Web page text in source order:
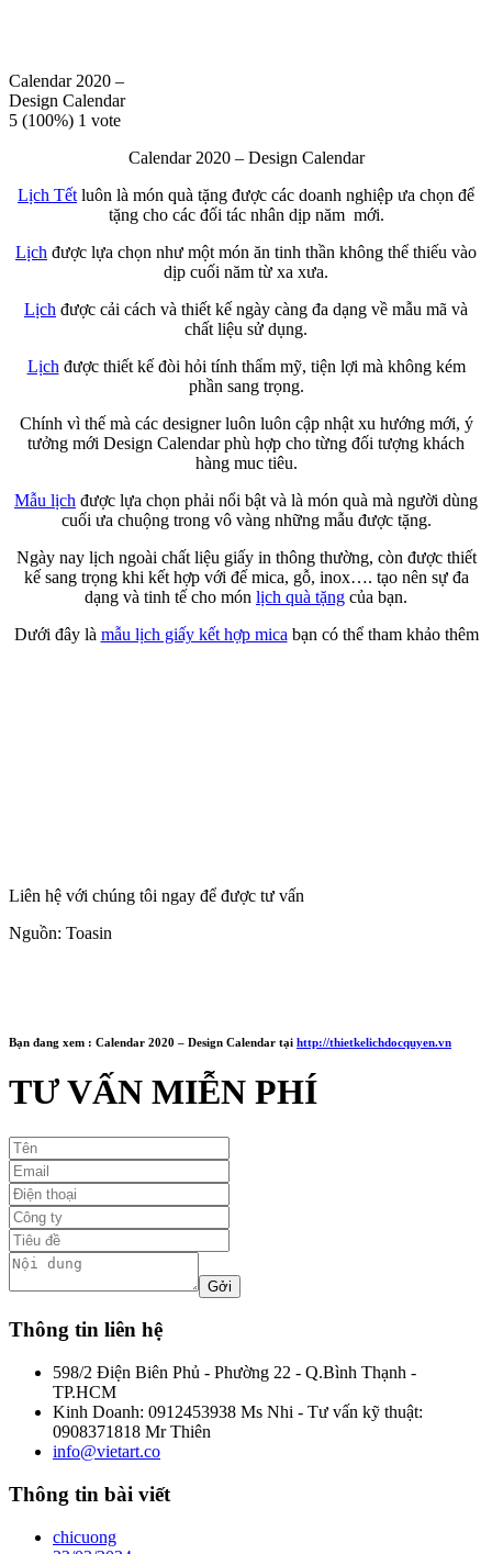
Calendar 2020 –
Design Calendar
5 (100%) 1 vote
Calendar 2020 – Design Calendar
Lịch Tết luôn là món quà tặng được các doanh nghiệp ưa chọn để
tặng cho các đối tác nhân dịp năm mới.
Lịch được lựa chọn như một món ăn tinh thần không thể thiếu vào
dịp cuối năm từ xa xưa.
Lịch được cải cách và thiết kế ngày càng đa dạng về mẫu mã và
chất liệu sử dụng.
Lịch được thiết kế đòi hỏi tính thẩm mỹ, tiện lợi mà không kém
phần sang trọng.
Chính vì thế mà các designer luôn luôn cập nhật xu hướng mới, ý
tưởng mới Design Calendar phù hợp cho từng đối tượng khách
hàng muc tiêu.
Mẫu lịch được lựa chọn phải nổi bật và là món quà mà người dùng
cuối ưa chuộng trong vô vàng những mẫu được tặng.
Ngày nay lịch ngoài chất liệu giấy in thông thường, còn được thiết
kế sang trọng khi kết hợp với đế mica, gỗ, inox…. tạo nên sự đa
dạng và tinh tế cho món lịch quà tặng của bạn.
Dưới đây là mẫu lịch giấy kết hợp mica bạn có thể tham khảo thêm
Liên hệ với chúng tôi ngay để được tư vấn
Nguồn: Toasin
Bạn đang xem : Calendar 2020 – Design Calendar tại http://thietkelichdocquyen.vn
TƯ VẤN MIỄN PHÍ
Thông tin liên hệ
598/2 Điện Biên Phủ - Phường 22 - Q.Bình Thạnh -
TP.HCM
Kinh Doanh: 0912453938 Ms Nhi - Tư vấn kỹ thuật:
0908371818 Mr Thiên
info@vietart.co
Thông tin bài viết
chicuong